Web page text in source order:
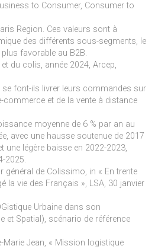
to Consumer, Consumer to
Region. Ces valeurs sont à
des différents sous-segments, le
favorable au B2B.
du colis, année 2024, Arcep,
se font-ils livrer leurs commandes sur
commerce et de la vente à distance
moyenne de 6 % par an au
avec une hausse soutenue de 2017
une légère baisse en 2022-2023,
2025.
général de Colissimo, in « En trente
la vie des Français », LSA, 30 janvier
Urbaine dans son
et Spatial), scénario de référence
Marie Jean, « Mission logistique